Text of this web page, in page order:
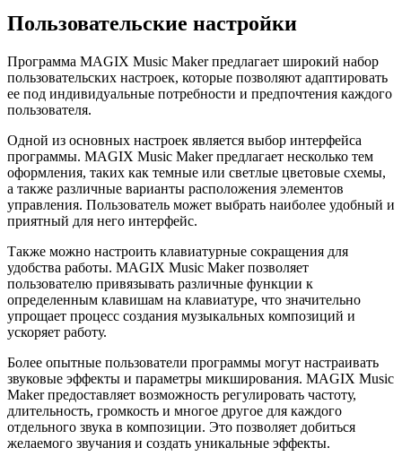
Пользовательские настройки
Программа MAGIX Music Maker предлагает широкий набор
пользовательских настроек, которые позволяют адаптировать
ее под индивидуальные потребности и предпочтения каждого
пользователя.
Одной из основных настроек является выбор интерфейса
программы. MAGIX Music Maker предлагает несколько тем
оформления, таких как темные или светлые цветовые схемы,
а также различные варианты расположения элементов
управления. Пользователь может выбрать наиболее удобный и
приятный для него интерфейс.
Также можно настроить клавиатурные сокращения для
удобства работы. MAGIX Music Maker позволяет
пользователю привязывать различные функции к
определенным клавишам на клавиатуре, что значительно
упрощает процесс создания музыкальных композиций и
ускоряет работу.
Более опытные пользователи программы могут настраивать
звуковые эффекты и параметры микширования. MAGIX Music
Maker предоставляет возможность регулировать частоту,
длительность, громкость и многое другое для каждого
отдельного звука в композиции. Это позволяет добиться
желаемого звучания и создать уникальные эффекты.